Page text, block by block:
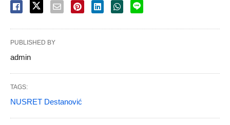
PUBLISHED BY
admin
TAGS:
NUSRET Destanović